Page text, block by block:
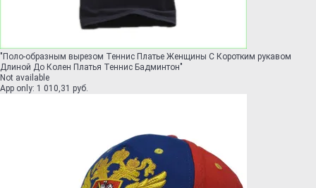
" Поло-образным вырезом Теннис Платье Женщины С Коротким рукавом
Длиной До Колен Платья Теннис Бадминтон"
Not available
App only: 1 010,31 руб.